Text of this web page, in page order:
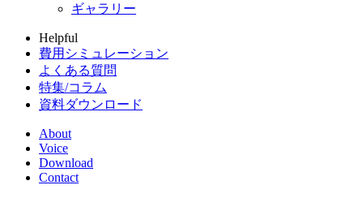
ギャラリー
Helpful
費用シミュレーション
よくある質問
特集/コラム
資料ダウンロード
About
Voice
Download
Contact